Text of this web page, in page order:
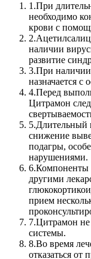
1.При
необходимо
крови с
2.
наличии
развитие
3.При наличии
назначается с
4.Перед
Цитрамон
5.Длительный
снижение
подагры,
нарушениями.
6.Компоненты
другими
прием
7.Цитрамон не
системы.
8.Во время
отказаться от